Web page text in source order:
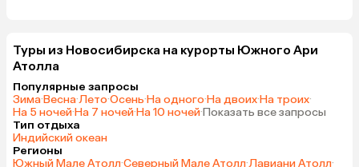
проводили, рассказали всё, что
необходимо. Пляж небольшой,
много сломанных лежаков.
Отдыхающие располагались под
зонтиками, под деревьями, места
хватало. У острова есть риф, и
много водорослей. Приливы,
Туры из Новосибирска на курорты Южного Ари
Атолла
Популярные запросы
Зима·Весна·Лето·Осень·На одного·На двоих·На троих·
На 5 ночей·На 7 ночей·На 10 ночей·Показать все запросы
Тип отдыха
Индийский океан
Регионы
Южный Мале Атолл·Северный Мале Атолл·Лавиани Атолл·